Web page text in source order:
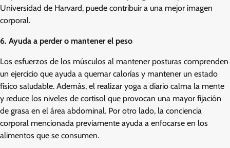
Universidad de Harvard, puede contribuir a una mejor imagen
corporal.
6. Ayuda a perder o mantener el peso
Los esfuerzos de los músculos al mantener posturas comprenden
un ejercicio que ayuda a quemar calorías y mantener un estado
físico saludable. Además, el realizar yoga a diario calma la mente
y reduce los niveles de cortisol que provocan una mayor fijación
de grasa en el área abdominal. Por otro lado, la conciencia
corporal mencionada previamente ayuda a enfocarse en los
alimentos que se consumen.